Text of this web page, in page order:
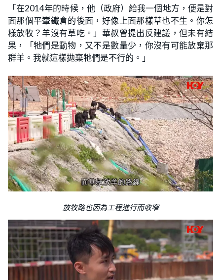
「在2014年的時候，他（政府）給我一個地方，便是對
面那個平輋鐵倉的後面，好像上面那樣草也不生。你怎
樣放牧？羊沒有草吃。」華叔曾提出反建議，但未有結
果，「牠們是動物，又不是數量少，你沒有可能放棄那
群羊。我就這樣拋棄牠們是不行的。」
放牧路也因為工程進行而收窄